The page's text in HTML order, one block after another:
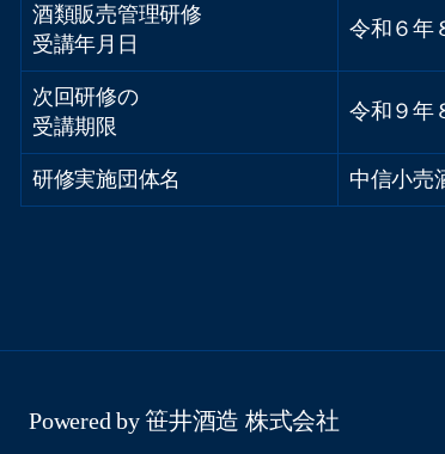
酒類販売管理研修
受講年月日
令和６年
次回研修の
受講期限
令和９年
研修実施団体名 中信小売
Powered by 笹井酒造 株式会社